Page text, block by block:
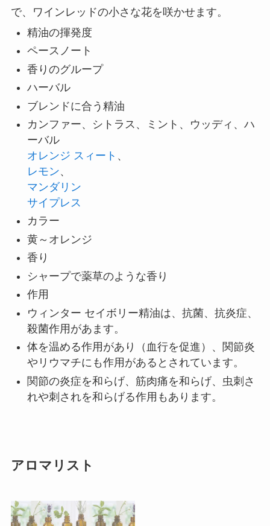
で、ワインレッドの小さな花を咲かせます。
精油の揮発度
ペースノート
香りのグループ
ハーバル
ブレンドに合う精油
カンファー、シトラス、ミント、ウッディ、ハ
ーバル
オレンジ スィート 、
レモン、
マンダリン
サイプレス
カラー
黄～オレンジ
香り
シャープで薬草のような香り
作用
ウィンター セイボリー精油は、抗菌、抗炎症、
殺菌作用があます。
体を温める作用があり（血行を促進）、関節炎
やリウマチにも作用があるとされています。
関節の炎症を和らげ、筋肉痛を和らげ、虫刺さ
れや刺されを和らげる作用もあります。
アロマリスト